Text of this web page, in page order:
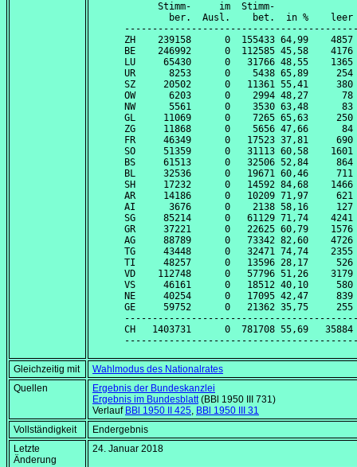
Stimm-     im  Stimm-
ber.  Ausl.    bet.  in %
ZH    239158      0  155433 64,99
BE    246992      0  112585 45,58
LU     65430      0   31766 48,55
UR      8253      0    5438 65,89
SZ     20502      0   11361 55,41
OW      6203      0    2994 48,27
NW      5561      0    3530 63,48
GL     11069      0    7265 65,63
ZG     11868      0    5656 47,66
FR     46349      0   17523 37,81
SO     51359      0   31113 60,58
BS     61513      0   32506 52,84
BL     32536      0   19671 60,46
SH     17232      0   14592 84,68
AR     14186      0   10209 71,97
AI      3676      0    2138 58,16
SG     85214      0   61129 71,74
GR     37221      0   22625 60,79
AG     88789      0   73342 82,60
TG     43448      0   32471 74,74
TI     48257      0   13596 28,17
VD    112748      0   57796 51,26
VS     46161      0   18512 40,10
NE     40254      0   17095 42,47
GE     59752      0   21362 35,75
CH   1403731      0  781708 55,69
Gleichzeitig mit
Wahlmodus des Nationalrates
Quellen
Ergebnis der Bundeskanzlei
Ergebnis im Bundesblatt(BBl 1950 III 731)
Verlauf BBl 1950 II 425, BBl 1950 III 31
Vollständigkeit
Endergebnis
Letzte
Änderung
24. Januar 2018